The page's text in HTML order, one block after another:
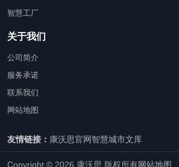
智慧工厂
关于我们
公司简介
服务承诺
联系我们
网站地图
友情链接： 康沃思官网智慧城市文库
Copyright © 2026 康沃思 版权所有网站地图